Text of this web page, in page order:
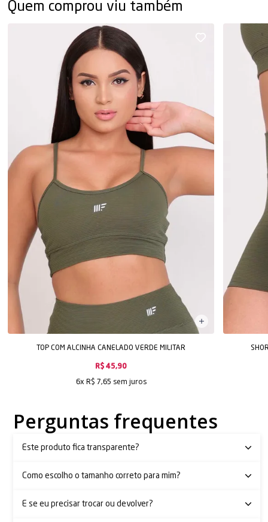
Quem comprou viu também
TOP COM ALCINHA CANELADO VERDE MILITAR
R$ 45,90
6x R$ 7,65 sem juros
Perguntas frequentes
Este produto fica transparente?
Como escolho o tamanho correto para mim?
E se eu precisar trocar ou devolver?